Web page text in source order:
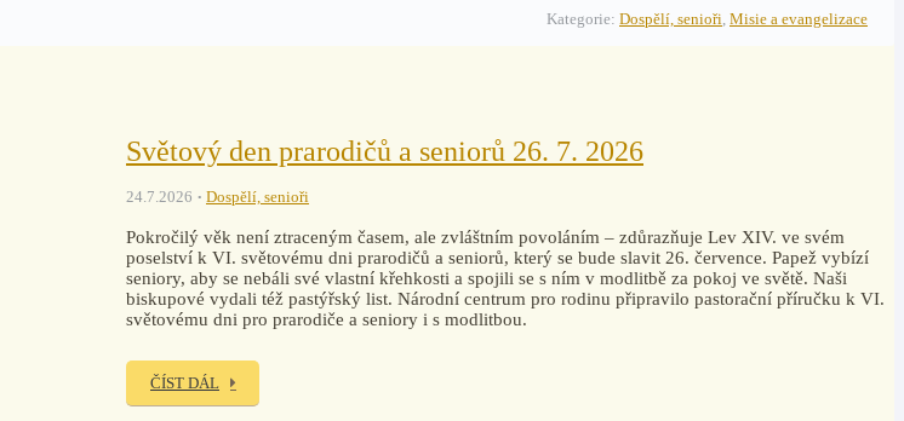
Kategorie: Dospělí, senioři, Misie a evangelizace
Světový den prarodičů a seniorů 26. 7. 2026
24.7.2026 Dospělí, senioři
Pokročilý věk není ztraceným časem, ale zvláštním povoláním – zdůrazňuje Lev XIV. ve svém
poselství k VI. světovému dni prarodičů a seniorů, který se bude slavit 26. července. Papež vybízí
seniory, aby se nebáli své vlastní křehkosti a spojili se s ním v modlitbě za pokoj ve světě. Naši
biskupové vydali též pastýřský list. Národní centrum pro rodinu připravilo pastorační příručku k VI.
světovému dni pro prarodiče a seniory i s modlitbou.
ČÍST DÁL